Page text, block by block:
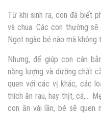
Từ khi sinh ra, con đã biết
và chua. Các con thường
Ngọt ngào bé nào mà không
Nhưng, để giúp con cân
năng lượng và dưỡng chất
quen với các vị khác, các
thích ăn rau, hay thịt, cá,…
con ăn vài lần, bé sẽ quen